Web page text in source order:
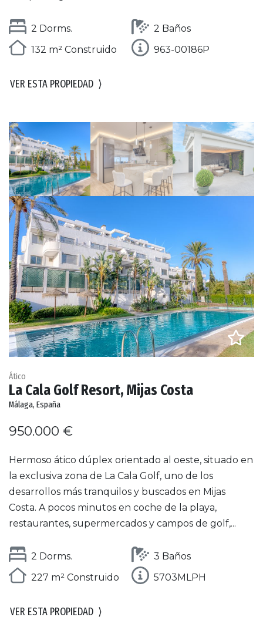
2 Dorms.
2 Baños
132 m² Construido
963-00186P
VER ESTA PROPIEDAD ⟩
Ático
La Cala Golf Resort, Mijas Costa
Málaga, España
950.000 €
Hermoso ático dúplex orientado al oeste, situado en
la exclusiva zona de La Cala Golf, uno de los
desarrollos más tranquilos y buscados en Mijas
Costa. A pocos minutos en coche de la playa,
restaurantes, supermercados y campos de golf,...
2 Dorms.
3 Baños
227 m² Construido
5703MLPH
VER ESTA PROPIEDAD ⟩